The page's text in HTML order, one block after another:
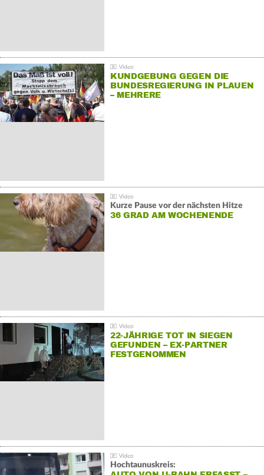
KUNDGEBUNG GEGEN DIE
BUNDESREGIERUNG IN PLAUEN
– MEHRERE
Kurze Pause vor der nächsten Hitze
36 GRAD AM WOCHENENDE
22-JÄHRIGE TOT IN SIEGEN
GEFUNDEN – EX-PARTNER
FESTGENOMMEN
Hochtaunuskreis: